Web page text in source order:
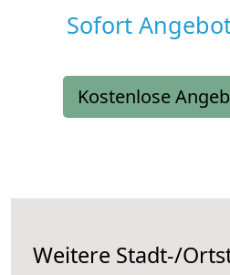
Sofort
Kostenlose
Weitere Stadt-/